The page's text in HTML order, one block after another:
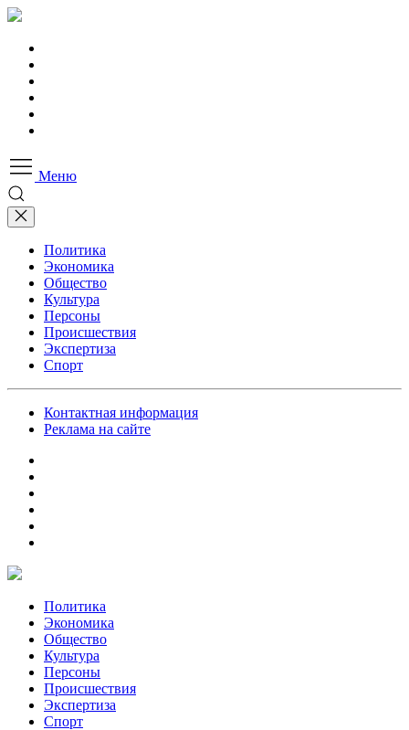
Меню
Политика
Экономика
Общество
Культура
Персоны
Происшествия
Экспертиза
Спорт
Контактная информация
Реклама на сайте
Политика
Экономика
Общество
Культура
Персоны
Происшествия
Экспертиза
Спорт